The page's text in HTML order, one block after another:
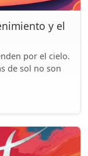
y el
por el cielo.
de sol no son